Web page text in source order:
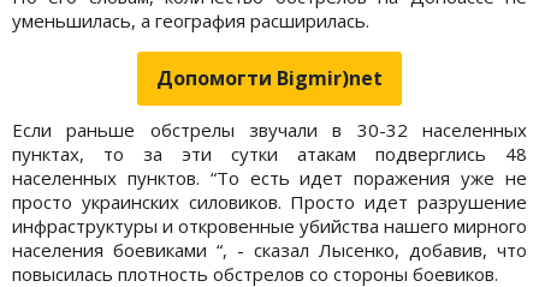
уменьшилась, а география расширилась.
Допомогти Bigmir)net
Если раньше обстрелы звучали в 30-32 населенных
пунктах, то за эти сутки атакам подверглись 48
населенных пунктов. “То есть идет поражения уже не
просто украинских силовиков. Просто идет разрушение
инфраструктуры и откровенные убийства нашего мирного
населения боевиками “, - сказал Лысенко, добавив, что
повысилась плотность обстрелов со стороны боевиков.